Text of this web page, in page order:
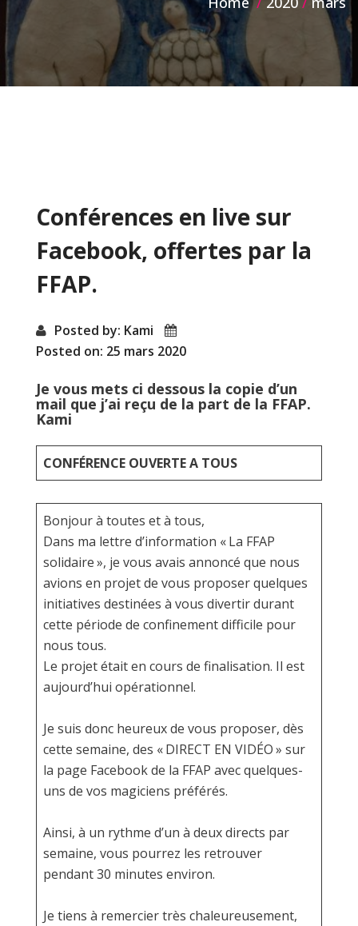
Conférences en live sur
Facebook, offertes par la
FFAP.
Posted by: Kami
Posted on: 25 mars 2020
Je vous mets ci dessous la copie d’un
mail que j’ai reçu de la part de la FFAP.
Kami
CONFÉRENCE OUVERTE A TOUS
Bonjour à toutes et à tous,
Dans ma lettre d’information « La FFAP
solidaire », je vous avais annoncé que nous
avions en projet de vous proposer quelques
initiatives destinées à vous divertir durant
cette période de confinement difficile pour
nous tous.
Le projet était en cours de finalisation. Il est
aujourd’hui opérationnel.
Je suis donc heureux de vous proposer, dès
cette semaine, des « DIRECT EN VIDÉO » sur
la page Facebook de la FFAP avec quelques-
uns de vos magiciens préférés.
Ainsi, à un rythme d’un à deux directs par
semaine, vous pourrez les retrouver
pendant 30 minutes environ.
Je tiens à remercier très chaleureusement,